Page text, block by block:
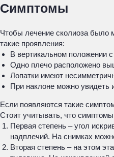
Симптомы
Чтобы лечение сколиоза было
такие проявления:
В вертикальном положении
Одно плечо расположено
Лопатки имеют
При наклоне можно увидеть
Если появляются такие
Стоит учитывать, что
Первая степень – угол
надплечий. На снимках
Вторая степень – на этом